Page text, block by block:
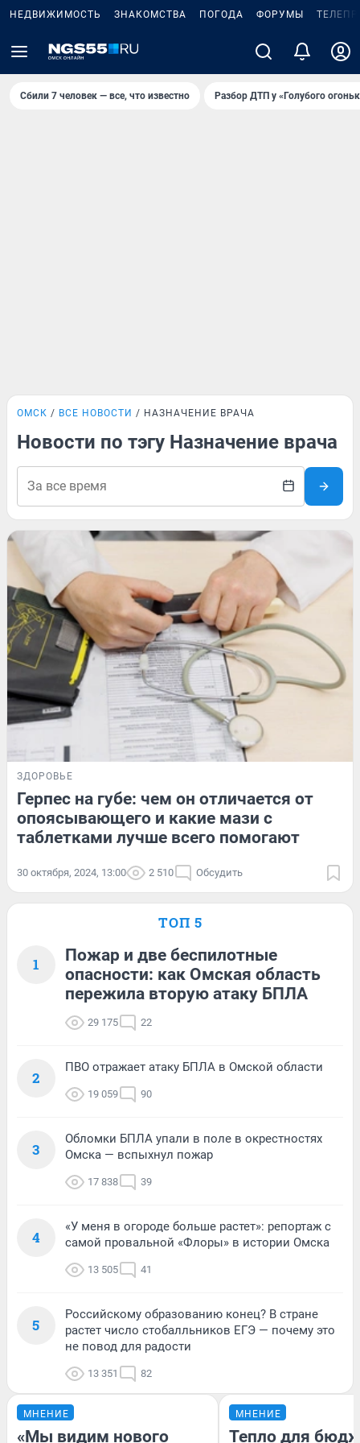
НЕДВИЖИМОСТЬ ЗНАКОМСТВА ПОГОДА ФОРУМЫ
Сбили 7 человек — все, что известно Разбор ДТП у «Голубого
ОМСК ВСЕ НОВОСТИ НАЗНАЧЕНИЕ ВРАЧА
Новости по тэгу Назначение врача
ЗДОРОВЬЕ
Герпес на губе: чем он отличается от
опоясывающего и какие мази с
таблетками лучше всего помогают
30 октября, 2024, 13:00 2 510 Обсудить
ТОП 5
1
Пожар и две беспилотные
опасности: как Омская область
пережила вторую атаку БПЛА
29 175 22
2
ПВО отражает атаку БПЛА в Омской области
19 059 90
3
Обломки БПЛА упали в поле в окрестностях
Омска — вспыхнул пожар
17 838 39
4
«У меня в огороде больше растет»: репортаж с
самой провальной «Флоры» в истории Омска
13 505 41
5
Российскому образованию конец? В стране
растет число стобалльников ЕГЭ — почему это
не повод для радости
13 351 82
МНЕНИЕ
«Мы видим нового
МНЕНИЕ
Тепло для